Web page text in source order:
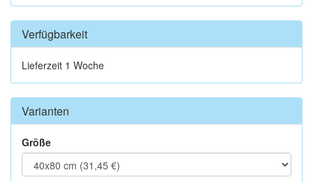
Verfügbarkeit
Lieferzeit 1 Woche
Varianten
Größe